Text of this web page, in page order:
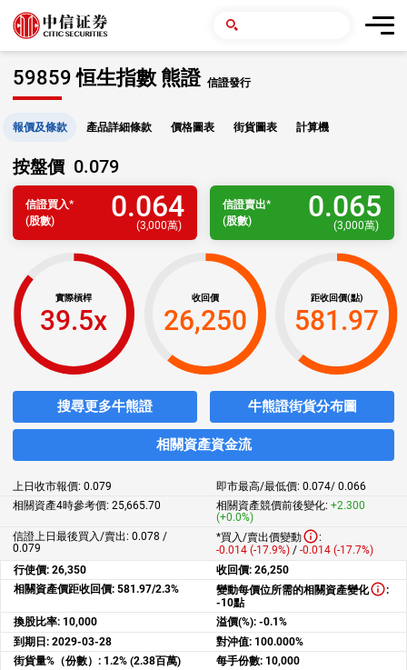
59859 恒生指數 熊證 信證發行
報價及條款 產品詳細條款 價格圖表 街貨圖表 計算機
按盤價 0.079
信證買入*
(股數)
0.064
(3,000萬)
信證賣出*
(股數)
0.065
(3,000萬)
實際槓桿
39.5x
收回價
26,250
距收回價(點)
581.97
搜尋更多牛熊證 牛熊證街貨分布圖
相關資產資金流
上日收市報價: 0.079 即市最高/最低價: 0.074/ 0.066
相關資產4時參考價: 25,665.70 相關資產競價前後變化: +2.300
(+0.0%)
信證上日最後買入/賣出: 0.078 /
0.079
*買入/賣出價變動
:
-0.014 (-17.9%) / -0.014 (-17.7%)
行使價: 26,350 收回價: 26,250
相關資產價距收回價: 581.97/2.3% 變動每價位所需的相關資產變化
:
-10點
換股比率: 10,000 溢價(%): -0.1%
到期日: 2029-03-28 對沖值: 100.000%
街貨量%（份數）: 1.2% (2.38百萬) 每手份數: 10,000